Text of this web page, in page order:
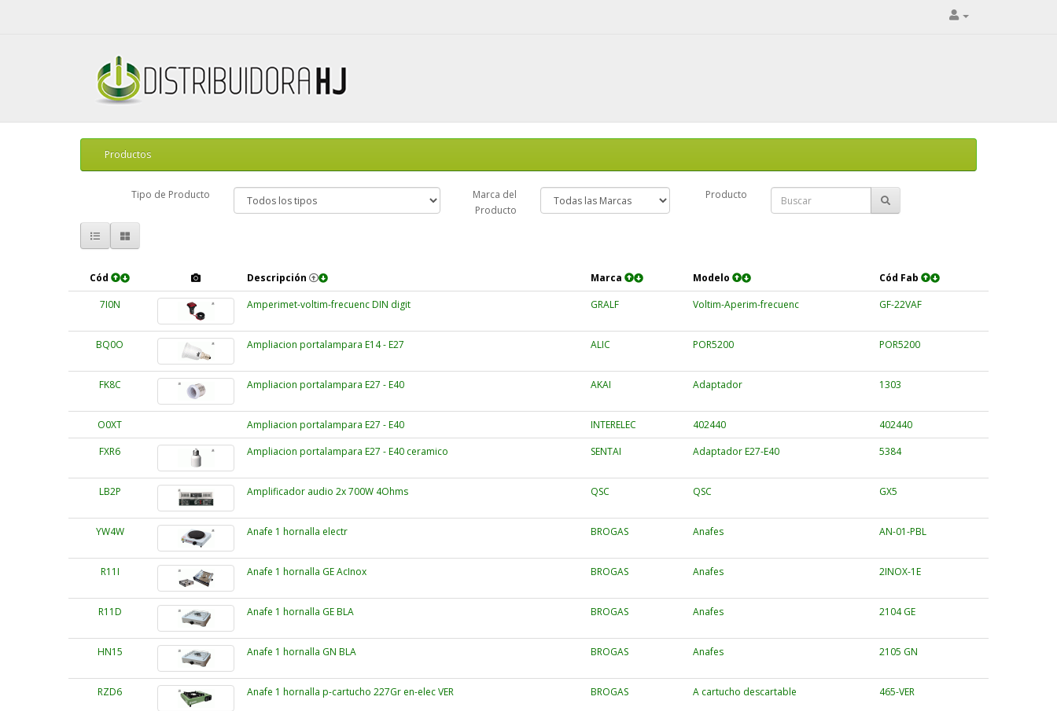
Productos
Tipo de Producto
Marca del
Producto
Producto
Cód Descripción Marca Modelo
Cód Fab
7I0N
Amperimet-voltim-frecuenc DIN digit GRALF Voltim-Aperim-frecuenc GF-22VAF
BQ0O Ampliacion portalampara E14 - E27 ALIC POR5200 POR5200
FK8C Ampliacion portalampara E27 - E40 AKAI Adaptador 1303
O0XT Ampliacion portalampara E27 - E40 INTERELEC 402440
402440
FXR6
Ampliacion portalampara E27 - E40 ceramico SENTAI Adaptador E27-E40 5384
LB2P Amplificador audio 2x 700W 4Ohms QSC QSC GX5
YW4W Anafe 1 hornalla electr BROGAS Anafes AN-01-PBL
R11I Anafe 1 hornalla GE AcInox BROGAS Anafes 2INOX-1E
R11D Anafe 1 hornalla GE BLA BROGAS Anafes 2104 GE
HN15 Anafe 1 hornalla GN BLA BROGAS Anafes 2105 GN
RZD6 Anafe 1 hornalla p-cartucho 227Gr en-elec VER BROGAS A cartucho descartable 465-VER